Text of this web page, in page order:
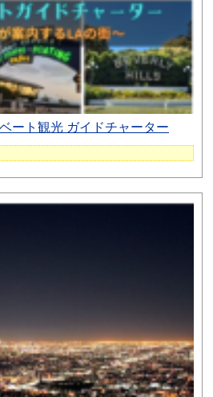
ート観光 ガイドチャーター